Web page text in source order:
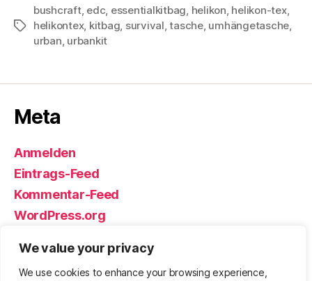
We value your privacy
We use cookies to enhance your browsing experience,
Schlagwörter
bushcraft, edc, essentialkitbag, helikon, helikon-tex,
helikontex, kitbag, survival,tasche, umhängetasche,
urban, urbankit
Meta
Anmelden
Eintrags-Feed
Kommentar-Feed
WordPress.org
© 2026Björn Eickhoff – Der Blog Nach oben